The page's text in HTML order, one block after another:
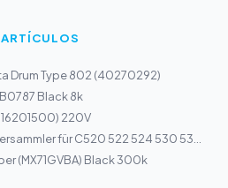
Drum Type 802 (40270292)
Black 8k
220V
C52025X Tonersammler für C520 522 524 530 532 534
(MX71GVBA) Black 300k